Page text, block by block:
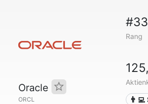
Oracle
ORCL
#33
Rang